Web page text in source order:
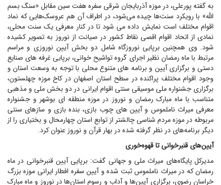
به گفته پورعلی، در موزه آذربایجان شرقی سفره هفت سین مقابل «سنگ بسم
الله» با رویکرد سنت‌ها چیده می‌شود، در اطراف آن هم عروسک‌هایی که نماد
اقوام مختلف است نمایش داده می شود تا در کنار معرفی یک سنت محلی،
نمادی از اتحاد اقوام اقصی نقاط کشور در صیانت از نوروز به تصویر کشیده
شود. وی همچنین برپایی نوروزگاه شامل دو بخش آیین نوروزی و مراسم
مرتبط با ماه رمضان نظیر اجرای گروه تواشیح خوانی، برپایی غرفه های صنایع
دستی و برگزاری آیین و برنامه های متنوع محلی با توجه به وسعت استان و
وجود اقوام مختلف پراکنده در سطح استان اصفهان در کاخ موزه چهلستون،
برگزاری جشنواره ملی موسیقی سنتی اقوام ایرانی در دو بخش ملی و مذهبی
متناسب با ماه مبارک رمضان و نوروز در موزه منطقه ای بوشهر و جشنواره
معرفی میراث ناملموس و آیین های چوب بازی، بنده بازی و سازهای سنتی
مربوطه در موزه مردم شناسی چالشتر از توابع استان چهارمحال و بختیاری را از
دیگر برنامه‌های در نظر گرفته شده در بهار قرآن و نوروز عنوان کرد.
آیین‌های قنبرخوانی تا قهوه‌خوری
مدیرکل پایگاه‌های میراث ملی و جهانی گفت: برپایی آیین قنبرخوانی در ماه
رمضان که در میراث ناملموس ثبت شده و آیین سفره افطار ایرانی موزه بزرگ
خراسان رضوی، برگزاری آیین‌ها و آداب و رسوم استان‌ها در نوروز و ماه مبارک